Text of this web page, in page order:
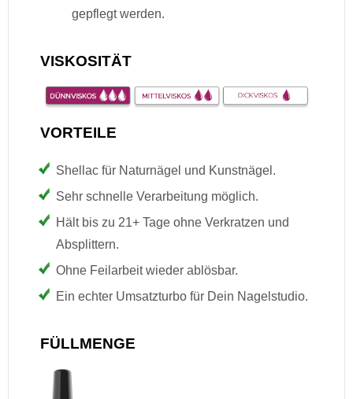
gepflegt werden.
VISKOSITÄT
VORTEILE
Shellac für Naturnägel und Kunstnägel.
Sehr schnelle Verarbeitung möglich.
Hält bis zu 21+ Tage ohne Verkratzen und
Absplittern.
Ohne Feilarbeit wieder ablösbar.
Ein echter Umsatzturbo für Dein Nagelstudio.
FÜLLMENGE